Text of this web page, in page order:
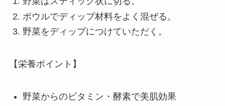
ボウルでディップ材料をよく混ぜる。
野菜をディップにつけていただく。
【栄養ポイント】
野菜からのビタミン・酵素で美肌効果